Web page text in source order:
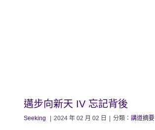
邁步向新天 IV 忘記背後
Seeking 2024 年 02 月 02 日 分類：講道摘要